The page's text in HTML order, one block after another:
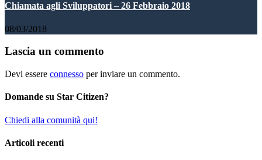
Chiamata agli Sviluppatori – 26 Febbraio 2018
08/03/2018
Lascia un commento
Devi essere connesso per inviare un commento.
Domande su Star Citizen?
Chiedi alla comunità qui!
Articoli recenti